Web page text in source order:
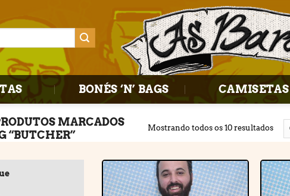
BONÉS ‘N’ BAGS CAMISETAS
MARCADOS
“BUTCHER”
Mostrando todos os 10 resultados